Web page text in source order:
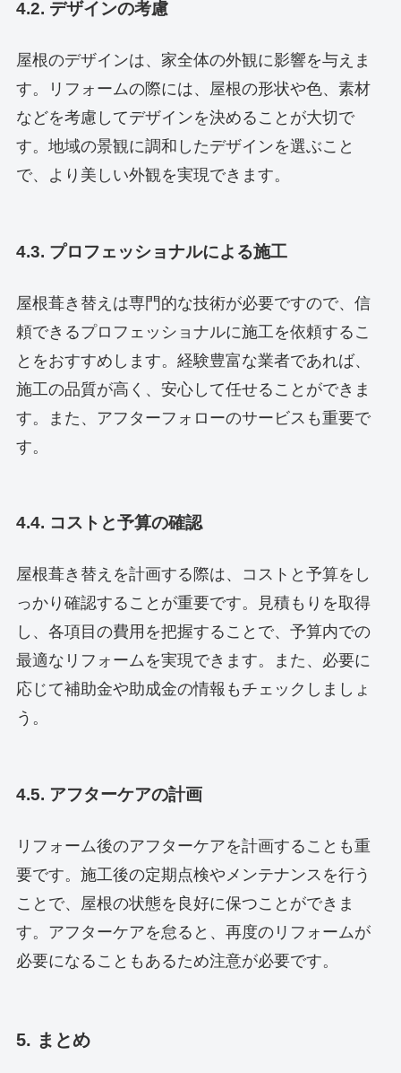
4.2. デザインの考慮
屋根のデザインは、家全体の外観に影響を与えま
す。リフォームの際には、屋根の形状や色、素材
などを考慮してデザインを決めることが大切で
す。地域の景観に調和したデザインを選ぶこと
で、より美しい外観を実現できます。
4.3. プロフェッショナルによる施工
屋根葺き替えは専門的な技術が必要ですので、信
頼できるプロフェッショナルに施工を依頼するこ
とをおすすめします。経験豊富な業者であれば、
施工の品質が高く、安心して任せることができま
す。また、アフターフォローのサービスも重要で
す。
4.4. コストと予算の確認
屋根葺き替えを計画する際は、コストと予算をし
っかり確認することが重要です。見積もりを取得
し、各項目の費用を把握することで、予算内での
最適なリフォームを実現できます。また、必要に
応じて補助金や助成金の情報もチェックしましょ
う。
4.5. アフターケアの計画
リフォーム後のアフターケアを計画することも重
要です。施工後の定期点検やメンテナンスを行う
ことで、屋根の状態を良好に保つことができま
す。アフターケアを怠ると、再度のリフォームが
必要になることもあるため注意が必要です。
5. まとめ